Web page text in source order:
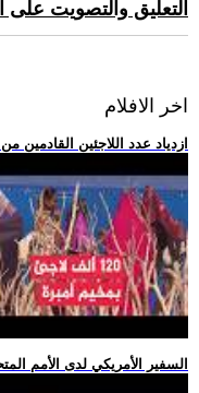
التعليق والتصويت
اخر الافلام
.. ازدياد عدد اللاجئين
.. السفير الأمريكي لدى الأمم